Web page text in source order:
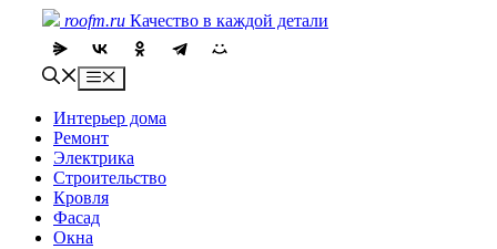
content
roofm.ru Качество в каждой детали
Menu
Интерьер дома
Ремонт
Электрика
Строительство
Кровля
Фасад
Окна